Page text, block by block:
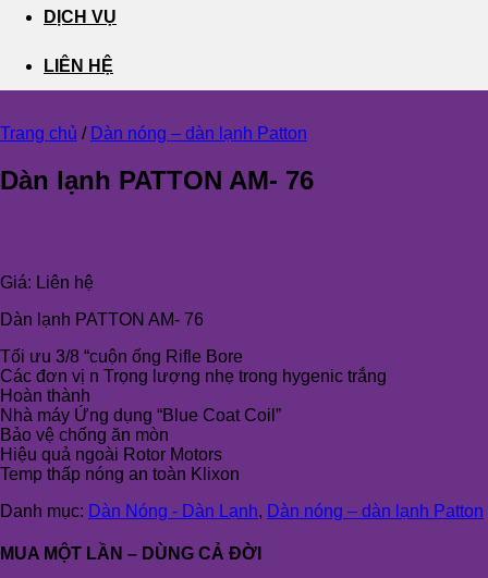
DỊCH VỤ
LIÊN HỆ
Trang chủ / Dàn nóng – dàn lạnh Patton
Dàn lạnh PATTON AM- 76
Giá: Liên hệ
Dàn lạnh PATTON AM- 76
Tối ưu 3/8 “cuộn ống Rifle Bore
Các đơn vị n Trọng lượng nhẹ trong hygenic trắng
Hoàn thành
Nhà máy Ứng dụng “Blue Coat Coil”
Bảo vệ chống ăn mòn
Hiệu quả ngoài Rotor Motors
Temp thấp nóng an toàn Klixon
Danh mục: Dàn Nóng - Dàn Lạnh, Dàn nóng – dàn lạnh Patton
MUA MỘT LẦN – DÙNG CẢ ĐỜI